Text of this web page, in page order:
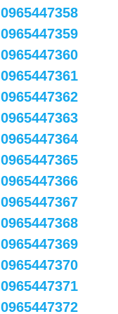
0965447358
0965447359
0965447360
0965447361
0965447362
0965447363
0965447364
0965447365
0965447366
0965447367
0965447368
0965447369
0965447370
0965447371
0965447372